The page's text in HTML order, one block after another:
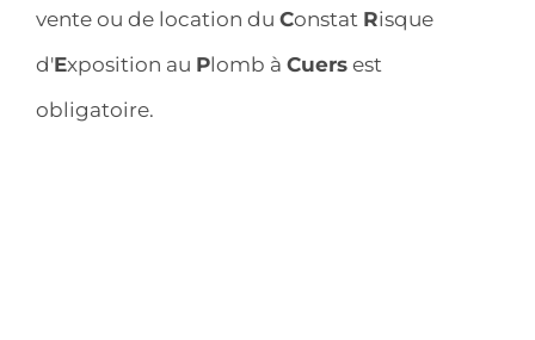
vente ou de location du Constat Risque
d'Exposition au Plomb à Cuers est
obligatoire.